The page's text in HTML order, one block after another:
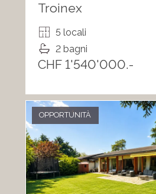
Troinex
5 locali
2 bagni
CHF 1'540'000.-
OPPORTUNITÀ